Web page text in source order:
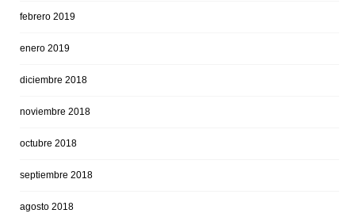
febrero 2019
enero 2019
diciembre 2018
noviembre 2018
octubre 2018
septiembre 2018
agosto 2018